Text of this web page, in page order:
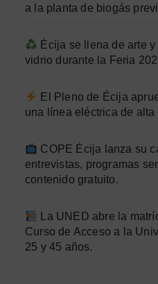
a la planta de biogás
Écija se llena de arte
vidrio durante la Feria
El Pleno de Écija
una línea eléctrica de
COPE Écija lanza su
entrevistas, programas
contenido gratuito.
La UNED abre la
Curso de Acceso a la
25 y 45 años.